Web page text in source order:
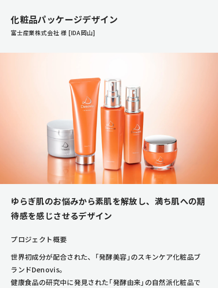
化粧品パッケージデザイン
富士産業株式会社 様 [IDA岡山]
ゆらぎ肌のお悩みから素肌を解放し、満ち肌への期
待感を感じさせるデザイン
プロジェクト概要
世界初成分が配合された、「発酵美容」のスキンケア化粧品ブ
ランドDenovis。
健康食品の研究中に発見された「発酵由来」の自然派化粧品で